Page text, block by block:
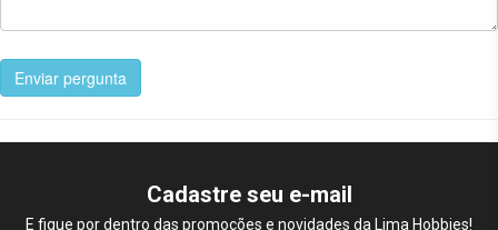
Enviar pergunta
Cadastre seu e-mail
E fique por dentro das promoções e novidades da Lima Hobbies!